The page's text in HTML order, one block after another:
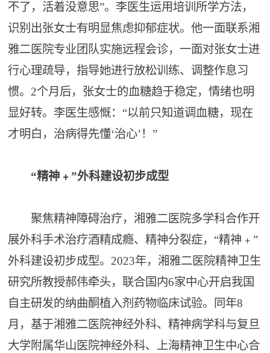
不了，活着没意思”。李医生运用培训所学方法，
识别出张女士有明显焦虑抑郁症状。他一面联系湘
雅二医院专业团队实施远程会诊，一面对张女士进
行心理疏导，指导她进行放松训练、调整作息习
惯。2个月后，张女士的血糖趋于稳定，情绪也明
显好转。李医生感慨：“以前只知道调血糖，现在
才明白，治病得先懂‘治心’！”
“精神﹢”外科建设初步成型
聚焦精神障碍治疗，湘雅二医院多学科合作开
展外科手术治疗酒精成瘾、精神分裂症，“精神﹢”
外科建设初步成型。2023年，湘雅二医院精神卫生
研究所教授郝伟牵头，联合国内6家中心开启我国
自主研发的纳曲酮植入剂药物临床试验。同年8
月，基于湘雅二医院神经外科、精神病学科与复旦
大学附属华山医院神经外科、上海精神卫生中心合